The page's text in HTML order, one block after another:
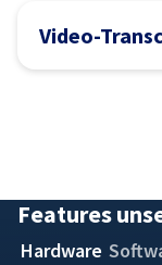
Video-
Features
Hardware